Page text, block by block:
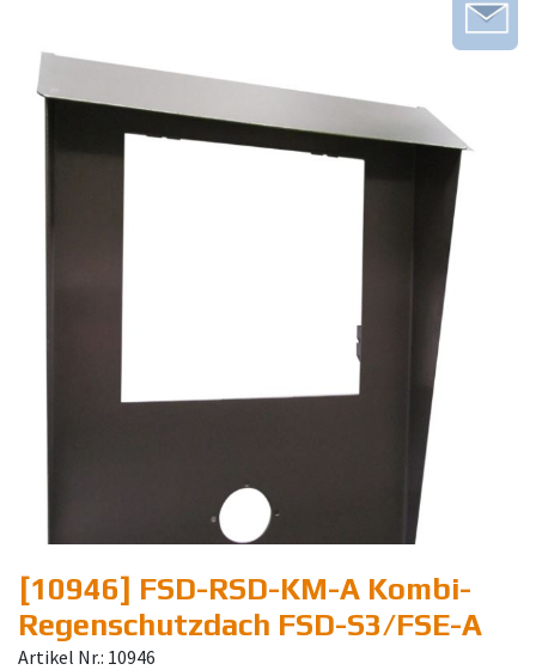
[10946] FSD-RSD-KM-A Kombi-
Regenschutzdach FSD-S3/FSE-A
Artikel Nr.: 10946